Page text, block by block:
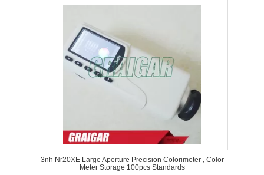
3nh Nr20XE Large Aperture Precision Colorimeter , Color
Meter Storage 100pcs Standards